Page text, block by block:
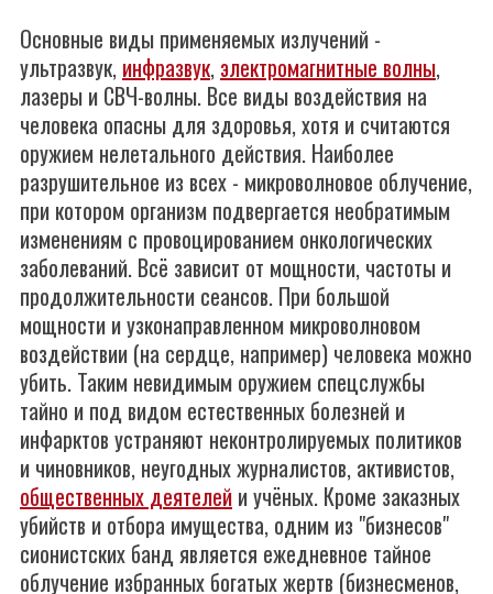
Основные виды применяемых излучений -
ультразвук, инфразвук, электромагнитные волны,
лазеры и СВЧ-волны. Все виды воздействия на
человека опасны для здоровья, хотя и считаются
оружием нелетального действия. Наиболее
разрушительное из всех - микроволновое облучение,
при котором организм подвергается необратимым
изменениям с провоцированием онкологических
заболеваний. Всё зависит от мощности, частоты и
продолжительности сеансов. При большой
мощности и узконаправленном микроволновом
воздействии (на сердце, например) человека можно
убить. Таким невидимым оружием спецслужбы
тайно и под видом естественных болезней и
инфарктов устраняют неконтролируемых политиков
и чиновников, неугодных журналистов, активистов,
общественных деятелей и учёных. Кроме заказных
убийств и отбора имущества, одним из "бизнесов"
сионистских банд является ежедневное тайное
облучение избранных богатых жертв (бизнесменов,